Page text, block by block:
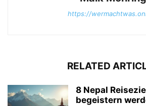
https://
RELATED
8 Nepal
begeistern